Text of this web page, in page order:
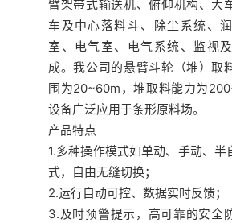
臂架带式输送机、俯仰机构、大
车及中心落料斗、除尘系统、
室、电气室、电气系统、监视
成。我公司的悬臂斗轮（堆）取
围为20~60m，堆取料能力为
设备广泛应用于条形原料场。
产品特点
1.多种操作模式如单动、手动、半
式，自由无缝切换；
2.运行自动可控、数据实时反馈；
3.及时预警提示，高可靠的安全